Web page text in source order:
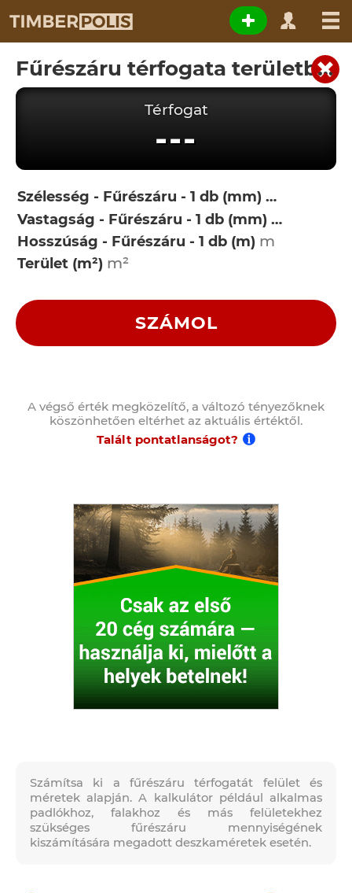
Fűrészáru térfogata területből
Számítsa ki a fűrészáru térfogatát felület és
méretek alapján. A kalkulátor például alkalmas
padlókhoz, falakhoz és más felületekhez
szükséges fűrészáru mennyiségének
kiszámítására megadott deszkaméretek esetén.
Térfogat
---
Szélesség - Fűrészáru - 1 db (mm)
Vastagság - Fűrészáru - 1 db (mm)
Hosszúság - Fűrészáru - 1 db (m)
Terület (m²)
SZÁMOL
A végső érték megközelítő, a változó tényezőknek
köszönhetően eltérhet az aktuális értéktől.
Talált pontatlanságot?